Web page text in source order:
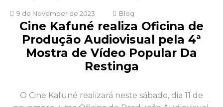
9 de November de 2023 Blog
Cine Kafuné realiza Oficina de
Produção Audiovisual pela 4ª
Mostra de Vídeo Popular Da
Restinga
O Cine Kafuné realizará neste sábado, dia 11 de